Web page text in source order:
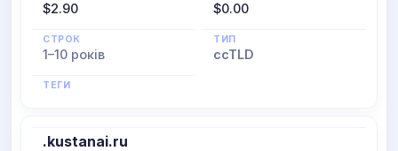
$2.90 $0.00
СТРОК
1–10 років
ТИП
ccTLD
ТЕГИ
.kustanai.ru